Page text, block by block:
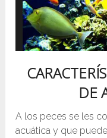
DE
A los peces se les
acuática y que